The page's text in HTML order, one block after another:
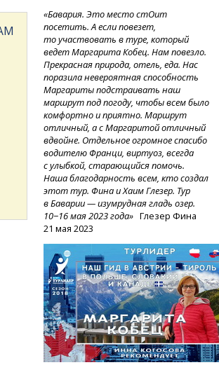
«Бавария. Это место стОит
посетить. А если повезет,
то участвовать в туре, который
ведет Маргарита Кобец. Нам повезло.
Прекрасная природа, отель, еда. Нас
поразила невероятная способность
Маргариты подстраивать наш
маршрут под погоду, чтобы всем было
комфортно и приятно. Маршрут
отличный, а с Маргаритой отличный
вдвойне. Отдельное огромное спасибо
водителю Франци, виртуоз, всегда
с улыбкой, старающийся помочь.
Наша благодарность всем, кто создал
этот тур. Фина и Хаим Глезер. Тур
в Баварии — изумрудная гладь озер.
10−16 мая 2023 года» Глезер Фина
21 мая 2023